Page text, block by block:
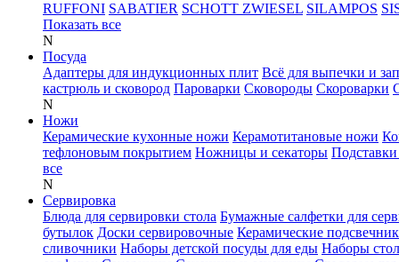
RUFFONI SABATIER SCHOTT ZWIESEL SILAMPOS
Показать все
N
Посуда
Адаптеры для индукционных плит Всё для выпечки и
кастрюль и сковород Пароварки Сковороды Скороварки
N
Ножи
Керамические кухонные ножи Керамотитановые ножи
тефлоновым покрытием Ножницы и секаторы
все
N
Сервировка
Блюда для сервировки стола Бумажные салфетки для
бутылок Доски сервировочные Керамические
сливочники Наборы детской посуды для еды Наборы